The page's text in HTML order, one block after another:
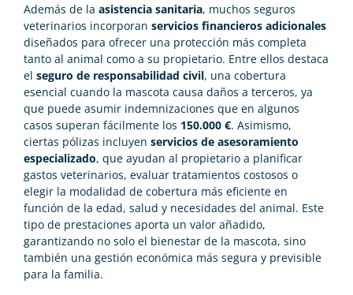
Además de la asistencia sanitaria, muchos seguros
veterinarios incorporan servicios financieros adicionales
diseñados para ofrecer una protección más completa
tanto al animal como a su propietario. Entre ellos destaca
el seguro de responsabilidad civil, una cobertura
esencial cuando la mascota causa daños a terceros, ya
que puede asumir indemnizaciones que en algunos
casos superan fácilmente los 150.000 €. Asimismo,
ciertas pólizas incluyen servicios de asesoramiento
especializado, que ayudan al propietario a planificar
gastos veterinarios, evaluar tratamientos costosos o
elegir la modalidad de cobertura más eficiente en
función de la edad, salud y necesidades del animal. Este
tipo de prestaciones aporta un valor añadido,
garantizando no solo el bienestar de la mascota, sino
también una gestión económica más segura y previsible
para la familia.